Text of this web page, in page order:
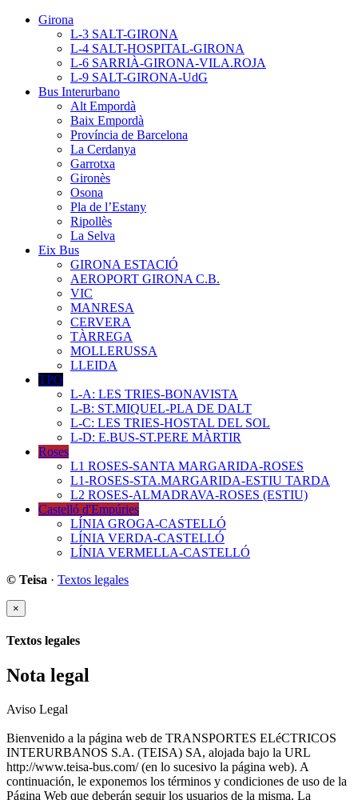
Girona
L-3 SALT-GIRONA
L-4 SALT-HOSPITAL-GIRONA
L-6 SARRIÀ-GIRONA-VILA.ROJA
L-9 SALT-GIRONA-UdG
Bus Interurbano
Alt Empordà
Baix Empordà
Província de Barcelona
La Cerdanya
Garrotxa
Gironès
Osona
Pla de l’Estany
Ripollès
La Selva
Eix Bus
GIRONA ESTACIÓ
AEROPORT GIRONA C.B.
VIC
MANRESA
CERVERA
TÀRREGA
MOLLERUSSA
LLEIDA
TPO
L-A: LES TRIES-BONAVISTA
L-B: ST.MIQUEL-PLA DE DALT
L-C: LES TRIES-HOSTAL DEL SOL
L-D: E.BUS-ST.PERE MÀRTIR
Roses
L1 ROSES-SANTA MARGARIDA-ROSES
L1-ROSES-STA.MARGARIDA-ESTIU TARDA
L2 ROSES-ALMADRAVA-ROSES (ESTIU)
Castelló d'Empúries
LÍNIA GROGA-CASTELLÓ
LÍNIA VERDA-CASTELLÓ
LÍNIA VERMELLA-CASTELLÓ
© Teisa · Textos legales
×
Textos legales
Nota legal
Aviso Legal
Bienvenido a la página web de TRANSPORTES ELéCTRICOS
INTERURBANOS S.A. (TEISA) SA, alojada bajo la URL
http://www.teisa-bus.com/ (en lo sucesivo la página web). A
continuación, le exponemos los términos y condiciones de uso de la
Página Web que deberán seguir los usuarios de la misma. La